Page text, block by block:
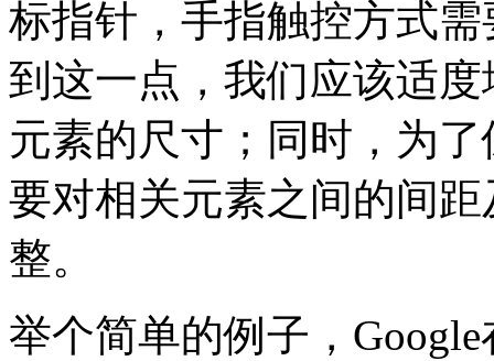
标指针，手指触控方式
到这一点，我们应该适
元素的尺寸；同时，为
要对相关元素之间的间
整。
举个简单的例子，